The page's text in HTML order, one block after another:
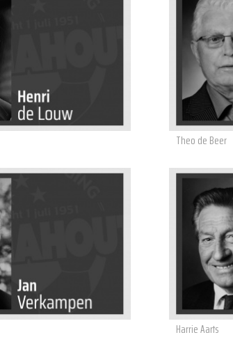
Theo de Beer
Harrie Aarts